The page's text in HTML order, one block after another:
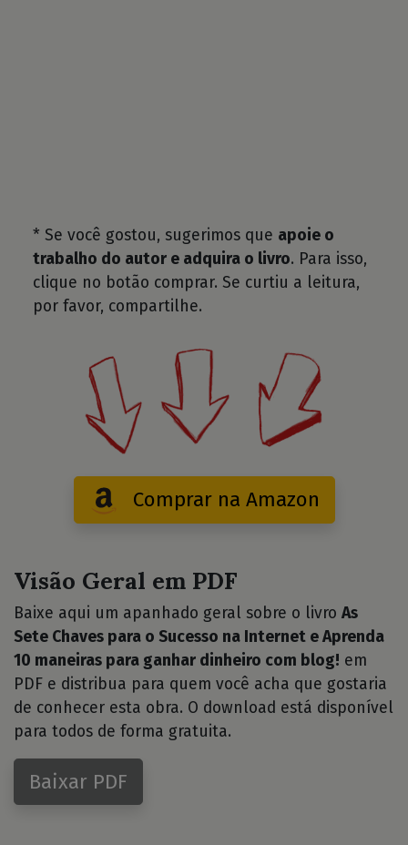
* Se você gostou, sugerimos que apoie o
trabalho do autor e adquira o livro. Para isso,
clique no botão comprar. Se curtiu a leitura,
por favor, compartilhe.
Comprar na Amazon
Visão Geral em PDF
Baixe aqui um apanhado geral sobre o livro As
Sete Chaves para o Sucesso na Internet e Aprenda
10 maneiras para ganhar dinheiro com blog! em
PDF e distribua para quem você acha que gostaria
de conhecer esta obra. O download está disponível
para todos de forma gratuita.
Baixar PDF